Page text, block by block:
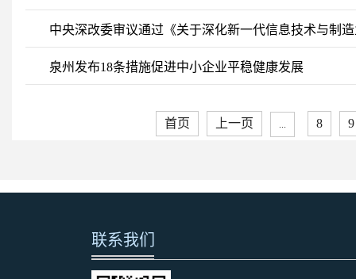
中央深改委审议通过《关于深化新一代信息技术与制
泉州发布18条措施促进中小企业平稳健康发展
首页 上一页 ... 8 9
联系我们